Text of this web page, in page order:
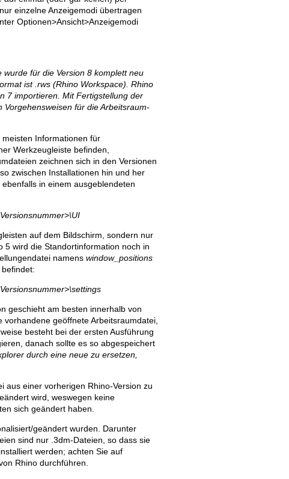
einzelne Anzeigemodi übertragen
Optionen>Ansicht>Anzeigemodi
für die Version 8 komplett neu
ist .rws (Rhino Workspace). Rhino
7 importieren. Mit Fertigstellung der
für die Arbeitsraum-
Informationen für
Werkzeugleiste befinden,
zeichnen sich in den Versionen
zwischen Installationen hin und her
in einem ausgeblendeten
auf dem Bildschirm, sondern nur
5 wird die Standortinformation noch in
namens window_positions
geschieht am besten innerhalb von
geöffnete Arbeitsraumdatei,
besteht bei der ersten Ausführung
danach sollte es so abgespeichert
durch eine neue zu ersetzen,
aus einer vorherigen Rhino-Version zu
wird, weswegen keine
sich geändert haben.
geändert wurden. Darunter
sind nur .3dm-Dateien, so dass sie
werden; achten Sie auf
Rhino durchführen.